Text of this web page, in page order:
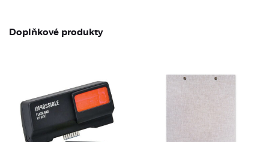
Doplňkové produkty